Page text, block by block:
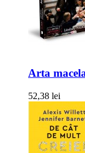
Arta
52,38 lei